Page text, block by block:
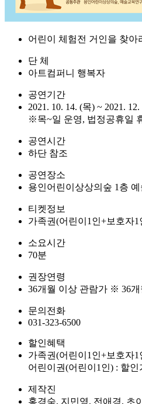
어린이 체험전 거인을 찾아
단 체
아트컴퍼니 행복자
공연기간
2021. 10. 14. (목) ~ 2021.
※목~일 운영, 법정공휴일
공연시간
하단 참조
공연장소
용인어린이상상의숲 1층 예
티켓정보
가족권(어린이1인+보호자1
소요시간
70분
권장연령
36개월 이상 관람가 ※ 36
문의전화
031-323-6500
할인혜택
가족권(어린이1인+보호자1
어린이권(어린이1인) : 할
제작진
홍경숙, 지민영, 전애경, 초